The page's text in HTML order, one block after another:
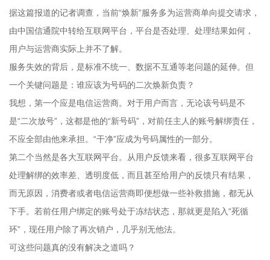
据这篇报道的记者调查，当前“焕新”服务多为运营商单向提交请求，
由中国信通院中转给互联网平台，平台是否处理、处理结果如何，
用户与运营商实际上并不了解。
服务失效的背后，是标准不统一、数据不互通等老问题的延伸。但
一个关键问题是：谁应该为号码的二次焕新负责？
我想，第一个应是电信运营商。对于用户而言，无论该号码是不
是“二次放号”，这都是他的“新号码”，对前任主人的账号解绑责任，
不应全部由他来承担。“干净”应成为号码属性的一部分。
第二个当然是各大互联网平台。从用户反馈来看，很多互联网平台
处理解绑的效率差、透明度低，而且甚至给用户的反馈只有结果，
而无原因，消费者或者电信运营商即便想做一些补救措施，都无从
下手。若前任用户绑定的账号处于冻结状态，那就更是陷入“死循
环”，现任用户除了再次销户，几乎别无他法。
可这些问题真的没有解决之道吗？